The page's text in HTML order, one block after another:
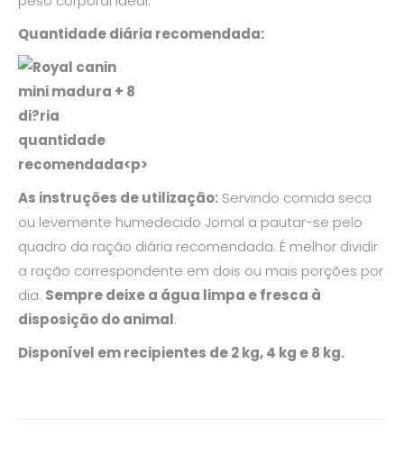
Quantidade diária recomendada:
As instruções de utilização: Servindo comida seca
ou levemente humedecido Jornal a pautar-se pelo
quadro da ração diária recomendada. É melhor dividir
a ração correspondente em dois ou mais porções por
dia. Sempre deixe a água limpa e fresca à
disposição do animal.
Disponível em recipientes de 2 kg, 4 kg e 8 kg.